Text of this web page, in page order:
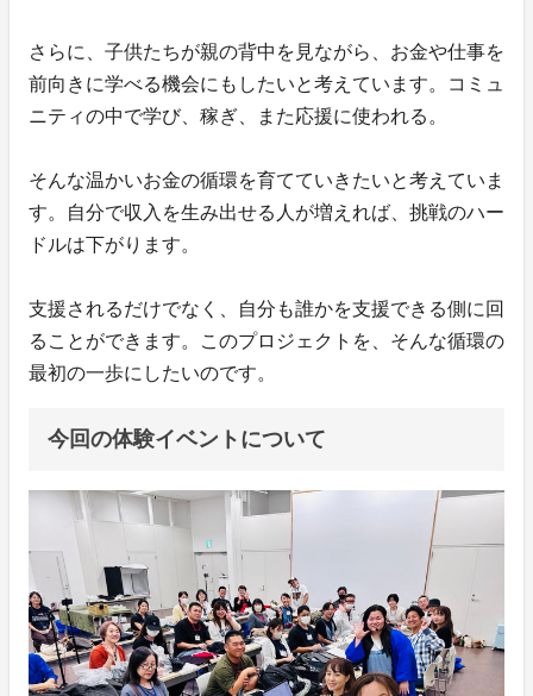
さらに、子供たちが親の背中を見ながら、お金や仕事を
前向きに学べる機会にもしたいと考えています。コミュ
ニティの中で学び、稼ぎ、また応援に使われる。
そんな温かいお金の循環を育てていきたいと考えていま
す。自分で収入を生み出せる人が増えれば、挑戦のハー
ドルは下がります。
支援されるだけでなく、自分も誰かを支援できる側に回
ることができます。このプロジェクトを、そんな循環の
最初の一歩にしたいのです。
今回の体験イベントについて